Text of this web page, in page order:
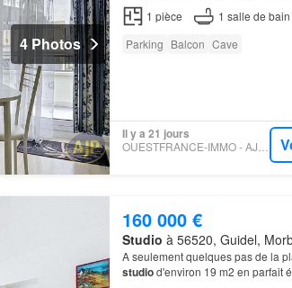
4 Photos
1 pièce 1 salle de bain
Parking Balcon Cave
Il y a 21 jours
OUESTFRANCE-IMMO - AJP IMMOBILIER 56
160 000 €
Studio à 56520, Guidel,
A seulement quelques pas de la
studiod'environ 19 m2 en parfait